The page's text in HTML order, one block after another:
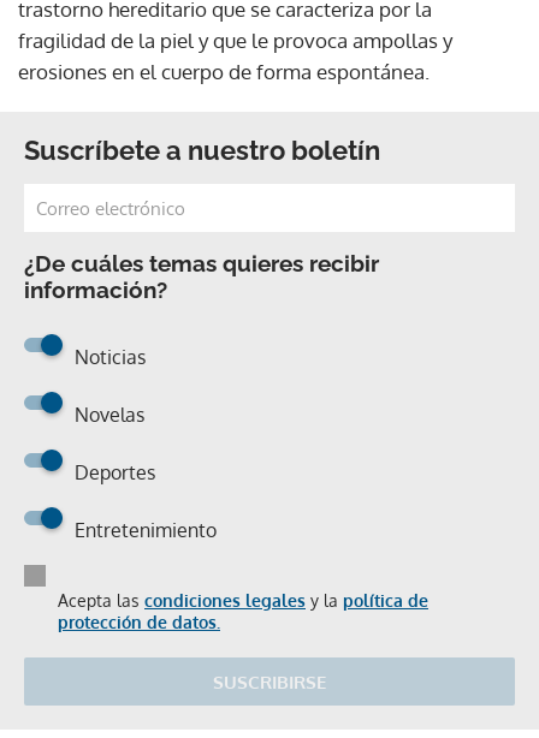
trastorno hereditario que se caracteriza por la
fragilidad de la piel y que le provoca ampollas y
erosiones en el cuerpo de forma espontánea.
Suscríbete a nuestro boletín
¿De cuáles temas quieres recibir
información?
Noticias
Novelas
Deportes
Entretenimiento
Acepta las condiciones legales y la política de
protección de datos.
SUSCRIBIRSE